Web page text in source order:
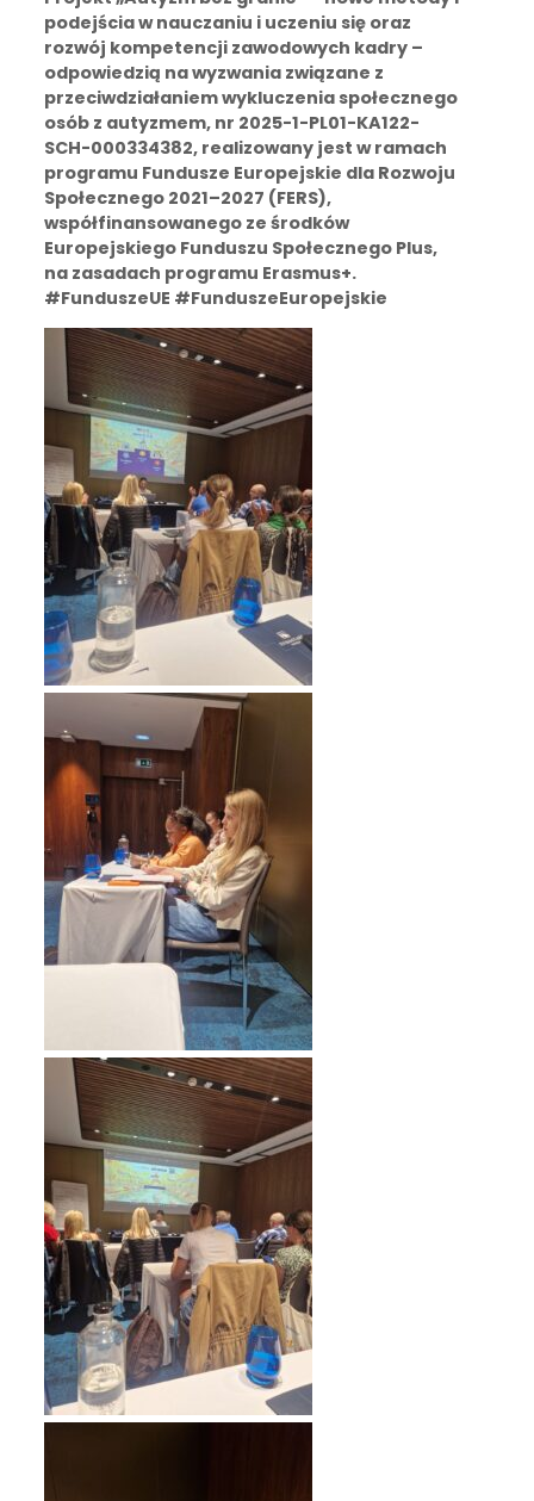
podejścia w nauczaniu i uczeniu się oraz
rozwój kompetencji zawodowych kadry –
odpowiedzią na wyzwania związane z
przeciwdziałaniem wykluczenia społecznego
osób z autyzmem, nr 2025-1-PL01-KA122-
SCH-000334382, realizowany jest w ramach
programu Fundusze Europejskie dla Rozwoju
Społecznego 2021–2027 (FERS),
współfinansowanego ze środków
Europejskiego Funduszu Społecznego Plus,
na zasadach programu Erasmus+.
#FunduszeUE #FunduszeEuropejskie